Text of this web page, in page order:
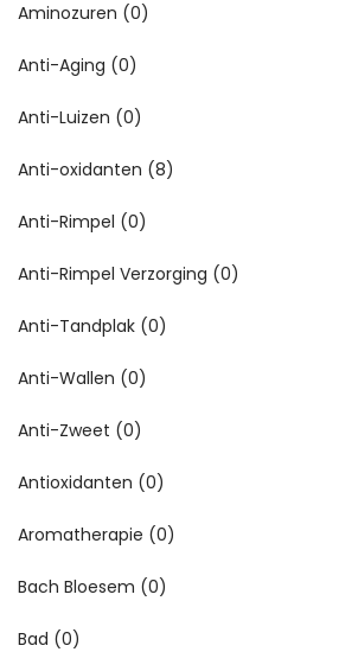
Aminozuren (0)
Anti-Aging (0)
Anti-Luizen (0)
Anti-oxidanten (8)
Anti-Rimpel (0)
Anti-Rimpel Verzorging (0)
Anti-Tandplak (0)
Anti-Wallen (0)
Anti-Zweet (0)
Antioxidanten (0)
Aromatherapie (0)
Bach Bloesem (0)
Bad (0)